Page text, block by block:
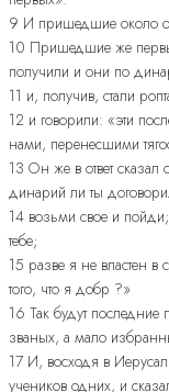
9 И пришедшие около
10 Пришедшие же
получили и они по
11 и, получив, стали
12 и говорили: «эти
нами, перенесшими
13 Он же в ответ
динарий ли ты
14 возьми свое и
тебе;
15 разве я не властен в
того, что я добр ?»
16 Так будут
званых, а мало
17 И, восходя в
учеников одних, и